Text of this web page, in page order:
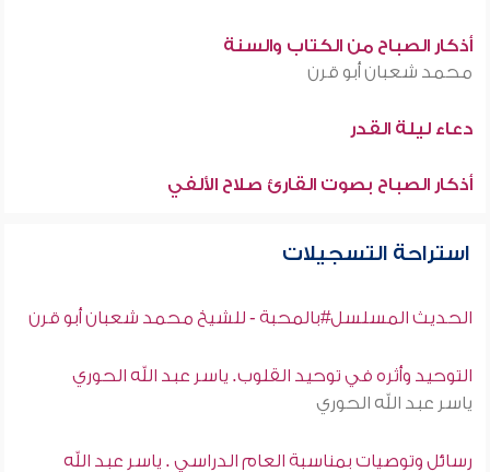
أذكار الصباح من الكتاب والسنة
محمد شعبان أبو قرن
دعاء ليلة القدر
أذكار الصباح بصوت القارئ صلاح الألفي
استراحة التسجيلات
الحديث المسلسل#بالمحبة - للشيخ محمد شعبان أبو قرن
التوحيد وأثره في توحيد القلوب. ياسر عبد الله الحوري
ياسر عبد الله الحوري
رسائل وتوصيات بمناسبة العام الدراسي . ياسر عبد الله